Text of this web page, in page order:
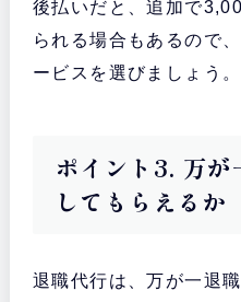
後払いだと、追加で
られる場合もあるので
ービスを選びましょう。
ポイント3. 万が
してもらえるか
退職代行は、万が一退